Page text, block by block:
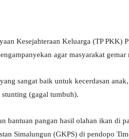
Kesejahteraan Keluarga (TP PKK)
agar masyarakat gemar
sangat baik untuk kecerdasan
(gagal tumbuh).
bantuan pangan hasil olahan ikan di
Simalungun (GKPS) di pendopo